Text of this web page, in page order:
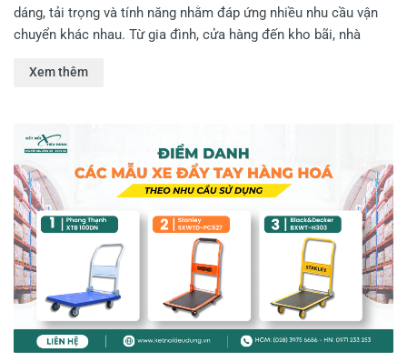
dáng, tải trọng và tính năng nhằm đáp ứng nhiều nhu cầu vận
chuyển khác nhau. Từ gia đình, cửa hàng đến kho bãi, nhà
dụng riêng. Nếu Anh Em chưa biết nên lựa chọn loại nào phù
Xem thêm